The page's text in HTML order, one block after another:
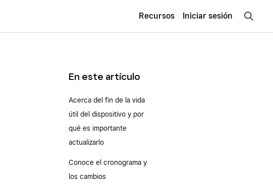
Recursos Iniciar sesión
En este artículo
Acerca del fin de la vida
útil del dispositivo y por
qué es importante
actualizarlo
Conoce el cronograma y
los cambios